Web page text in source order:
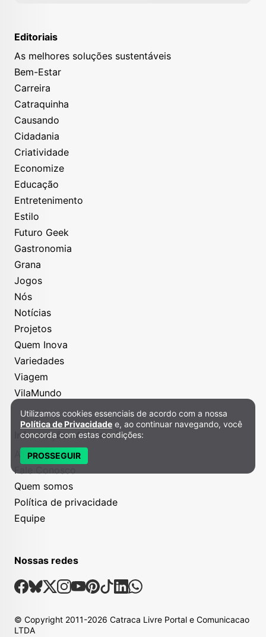
Editoriais
As melhores soluções sustentáveis
Bem-Estar
Carreira
Catraquinha
Causando
Cidadania
Criatividade
Economize
Educação
Entretenimento
Estilo
Futuro Geek
Gastronomia
Grana
Jogos
Nós
Notícias
Projetos
Quem Inova
Variedades
Viagem
VilaMundo
Informações Adicionais
Anuncie
Fale Conosco
Quem somos
Política de privacidade
Equipe
Nossas redes
Nossas Redes Sociais
Facebook
Bsky
X Instagram
Youtube
Pinterest
TiktokLinkedin
Whatsapp
© Copyright 2011-2026 Catraca Livre Portal e Comunicacao
LTDA
Política de Privacidade e Cookies
Utilizamos cookies essenciais de acordo com a nossa
Política de Privacidade e, ao continuar navegando, você
concorda com estas condições:
PROSSEGUIR